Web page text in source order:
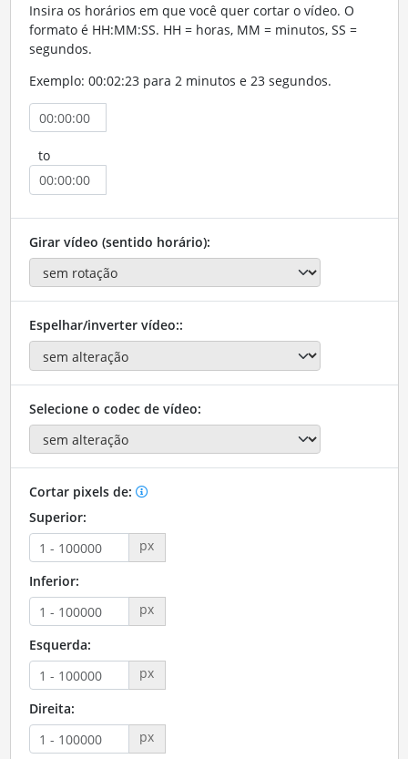
Insira os horários em que você quer cortar o vídeo. O
formato é HH:MM:SS. HH = horas, MM = minutos, SS =
segundos.
Exemplo: 00:02:23 para 2 minutos e 23 segundos.
to
Girar vídeo (sentido horário):
Espelhar/inverter vídeo::
Selecione o codec de vídeo:
Cortar pixels de:
Superior:
px
Inferior:
px
Esquerda:
px
Direita:
px